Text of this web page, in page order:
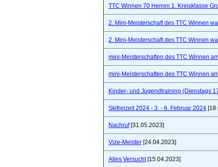
TTC Winnen 70 Herren 1. Kreisklasse
2. Mini-Meisterschaft des TTC Winnen
2. Mini-Meisterschaft des TTC Winnen
mini-Meisterschaften des TTC Winnen
mini-Meisterschaften des TTC Winnen
Kinder- und Jugendtraining (Dienstags
Skifreizeit 2024 - 3. - 6. Februar 2024
Nachruf[31.05.2023]
Vize-Meister [24.04.2023]
Alles Versucht[15.04.2023]